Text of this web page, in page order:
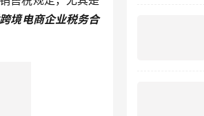
境电商企业税务合